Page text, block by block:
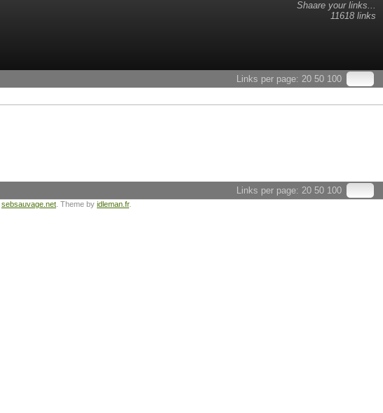
Shaare your links...
11618 links
Links per page: 20 50 100
Links per page: 20 50 100
sebsauvage.net . Theme by idleman.fr.